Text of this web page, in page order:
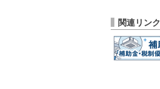
関連リンク